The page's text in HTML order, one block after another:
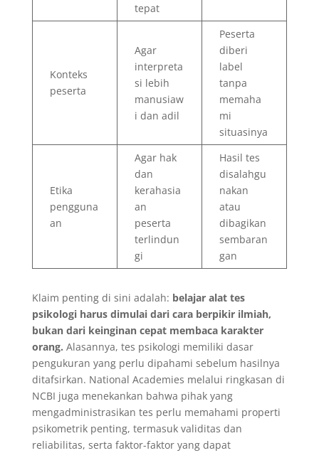
tepat
Konteks
peserta
Agar
interpreta
si lebih
manusiaw
i dan adil
Peserta
diberi
label
tanpa
memaha
mi
situasinya
Etika
pengguna
an
Agar hak
dan
kerahasia
an
peserta
terlindun
gi
Hasil tes
disalahgu
nakan
atau
dibagikan
sembaran
gan
Klaim penting di sini adalah: belajar alat tes
psikologi harus dimulai dari cara berpikir ilmiah,
bukan dari keinginan cepat membaca karakter
orang. Alasannya, tes psikologi memiliki dasar
pengukuran yang perlu dipahami sebelum hasilnya
ditafsirkan. National Academies melalui ringkasan di
NCBI juga menekankan bahwa pihak yang
mengadministrasikan tes perlu memahami properti
psikometrik penting, termasuk validitas dan
reliabilitas, serta faktor-faktor yang dapat